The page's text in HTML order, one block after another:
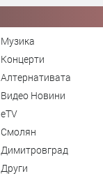
Музика
Концерти
Алтернативата
Видео Новини
eTV
Смолян
Димитровград
Други